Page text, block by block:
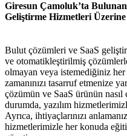
Giresun Çamoluk’ta
Geliştirme Hizmetleri
Bulut çözümleri ve SaaS
ve otomatikleştirilmiş
olmayan veya istemediğiniz
zamanınızı tasarruf etmenize
çözümün ve SaaS ürünün nasıl
durumda, yazılım
Ayrıca, ihtiyaçlarınızı
hizmetlerimizle her konuda